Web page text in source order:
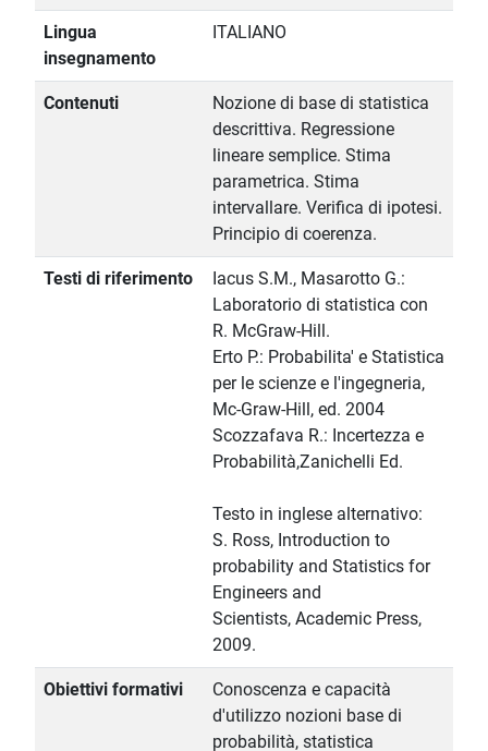
Lingua
insegnamento
ITALIANO
Contenuti
Nozione di base di statistica
descrittiva. Regressione
lineare semplice. Stima
parametrica. Stima
intervallare. Verifica di ipotesi.
Principio di coerenza.
Testi di riferimento
Iacus S.M., Masarotto G.:
Laboratorio di statistica con
R. McGraw-Hill.
Erto P.: Probabilita' e Statistica
per le scienze e l'ingegneria,
Mc-Graw-Hill, ed. 2004
Scozzafava R.: Incertezza e
Probabilità,Zanichelli Ed.
Testo in inglese alternativo:
S. Ross, Introduction to
probability and Statistics for
Engineers and
Scientists, Academic Press,
2009.
Obiettivi formativi
Conoscenza e capacità
d'utilizzo nozioni base di
probabilità, statistica